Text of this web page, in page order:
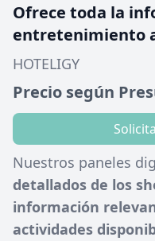
Ofrece toda la
entretenimiento
HOTELIGY
Precio según
Nuestros paneles
detallados de los
información
actividades